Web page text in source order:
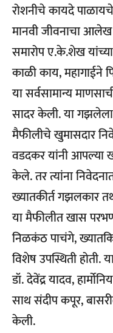
रोशनीचे कायदे
मानवी जीवनाचा
समारोप ए.के.शेख यांच्या
काळी काय, महागाईने
या सर्वसामान्य
सादर केली. या गझलेला
मैफीलीचे खुमासदार
वडदकर यांनी आपल्या
केले. तर त्यांना
ख्यातकीर्त गझलकार
या मैफीलीत खास
निळकंठ पाचंगे,
विशेष उपस्थिती
डॉ. देवेंद्र यादव,
साथ संदीप कपूर,
केली.